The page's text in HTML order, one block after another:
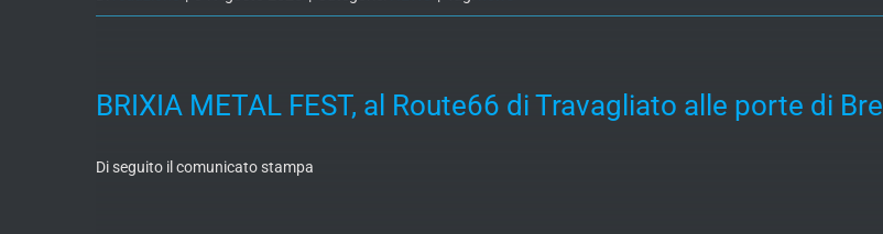
BRIXIA METAL FEST, al Route66 di Travagliato alle porte di
Di seguito il comunicato stampa